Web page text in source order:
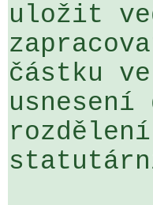
uložit
částku